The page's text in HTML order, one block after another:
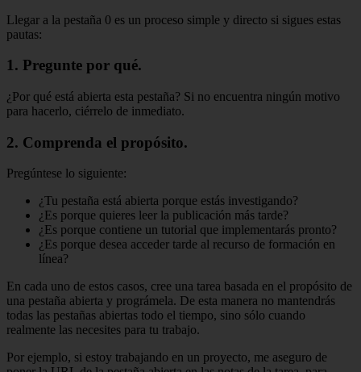
Llegar a la pestaña 0 es un proceso simple y directo si sigues estas
pautas:
1. Pregunte por qué.
¿Por qué está abierta esta pestaña? Si no encuentra ningún motivo
para hacerlo, ciérrelo de inmediato.
2. Comprenda el propósito.
Pregúntese lo siguiente:
¿Tu pestaña está abierta porque estás investigando?
¿Es porque quieres leer la publicación más tarde?
¿Es porque contiene un tutorial que implementarás pronto?
¿Es porque desea acceder tarde al recurso de formación en
línea?
En cada uno de estos casos, cree una tarea basada en el propósito de
una pestaña abierta y prográmela. De esta manera no mantendrás
todas las pestañas abiertas todo el tiempo, sino sólo cuando
realmente las necesites para tu trabajo.
Por ejemplo, si estoy trabajando en un proyecto, me aseguro de